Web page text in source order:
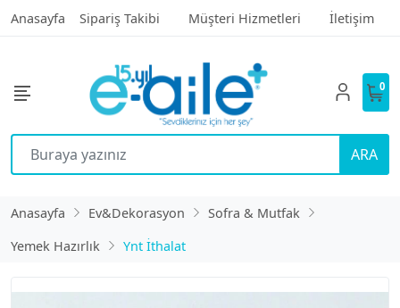
Anasayfa Sipariş Takibi Müşteri Hizmetleri İletişim
ARA
0
Anasayfa Ev&Dekorasyon
Sofra & Mutfak
Yemek Hazırlık
Ynt İthalat